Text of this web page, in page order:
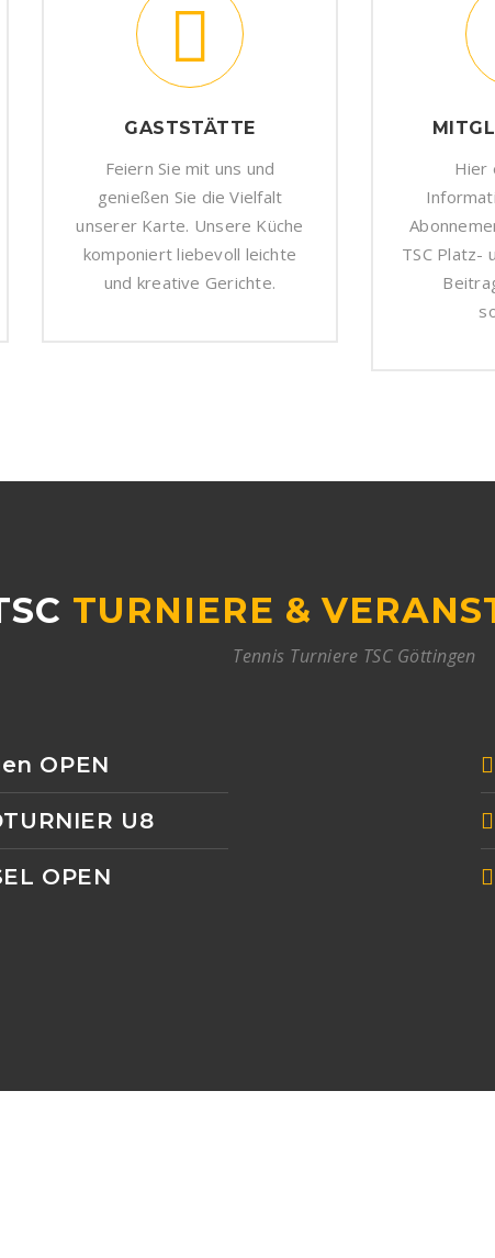
GASTSTÄTTE
Feiern Sie mit uns und
genießen Sie die Vielfalt
unserer Karte. Unsere Küche
komponiert liebevoll leichte
und kreative Gerichte.
Hier
TSC Platz-
TURNIERE &
Tennis Turniere TSC Göttingen
OPEN
U8
OPEN